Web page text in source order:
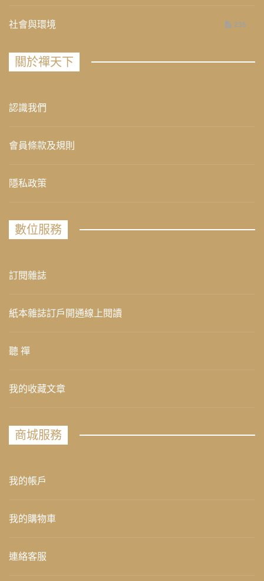
社會與環境 235
關於禪天下
認識我們
會員條款及規則
隱私政策
數位服務
訂閱雜誌
紙本雜誌訂戶開通線上閱讀
聽 禪
我的收藏文章
商城服務
我的帳戶
我的購物車
連絡客服